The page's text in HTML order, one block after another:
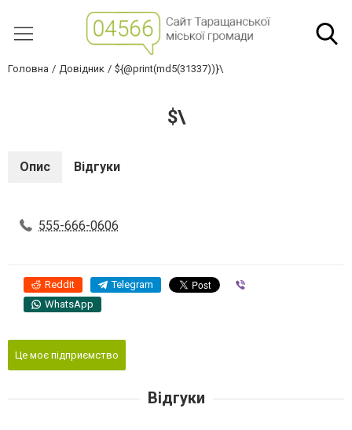
Головна Довідник ${@print(md5(31337))}\
$\
Опис Відгуки
555-666-0606
Reddit Telegram
WhatsApp
Це моє підприємство
Відгуки